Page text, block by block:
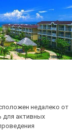
недалеко от
для активных